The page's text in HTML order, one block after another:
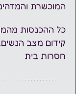
המוכשרת
כל ההכנסות
קידום מצב
חסרות בית